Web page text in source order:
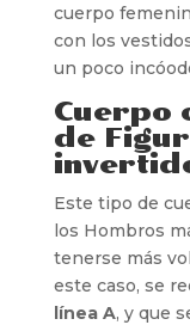
cuerpo
con los
un poco
Cuerpo
de
Este tipo de
los Hombros
tenerse más
este caso, se
línea A, y que